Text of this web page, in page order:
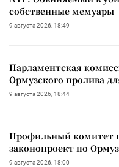
собственные мемуары
9 августа 2026, 18:49
Парламентская
Ормузского пролива
9 августа 2026, 18:44
Профильный комитет
законопроект по
9 августа 2026, 18:00